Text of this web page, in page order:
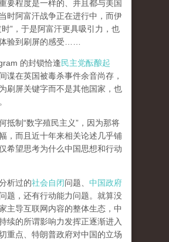
要程度是一样的、并且都与美国
时阿富汗战争正在进行中，而伊
”，于是阿富汗更具吸引力，也
验到刷屏的感受……
的封锁恰逢民主党酝酿起
谍在英国被毒杀事件余音尚存，
刷屏关键字而不是其他国家，也
抵制“数字殖民主义”，因为那将
，而且近十年来相关论述几乎铺
希望思考为什么中国思想和行动
析过的社会自闭问题、 中国政府
问题，还有行动能力问题。就算没
主导互联网内容的整体生态，中
续的所谓影响力发挥正逐渐进入
重点、特朗普政府对中国的立场